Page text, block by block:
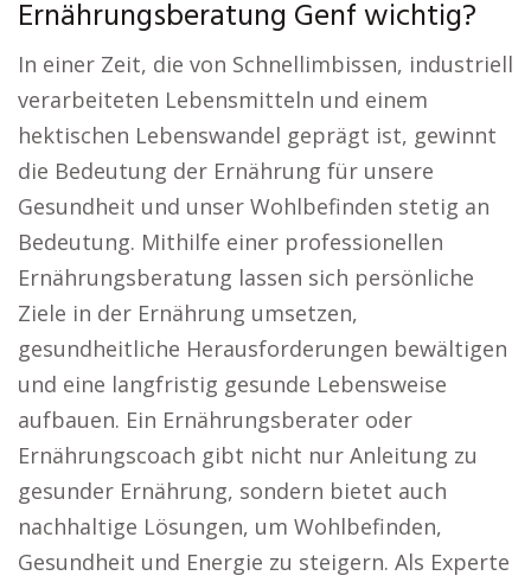
Ernährungsberatung Genf wichtig?
In einer Zeit, die von Schnellimbissen, industriell
verarbeiteten Lebensmitteln und einem
hektischen Lebenswandel geprägt ist, gewinnt
die Bedeutung der Ernährung für unsere
Gesundheit und unser Wohlbefinden stetig an
Bedeutung. Mithilfe einer professionellen
Ernährungsberatung lassen sich persönliche
Ziele in der Ernährung umsetzen,
gesundheitliche Herausforderungen bewältigen
und eine langfristig gesunde Lebensweise
aufbauen. Ein Ernährungsberater oder
Ernährungscoach gibt nicht nur Anleitung zu
gesunder Ernährung, sondern bietet auch
nachhaltige Lösungen, um Wohlbefinden,
Gesundheit und Energie zu steigern. Als Experte